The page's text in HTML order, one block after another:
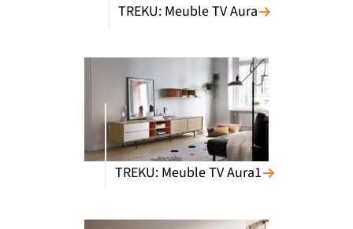
TREKU: Meuble TV Aura
TREKU: Meuble TV Aura1